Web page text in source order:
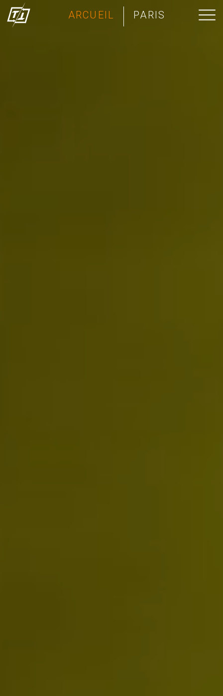
ARCUEIL PARIS